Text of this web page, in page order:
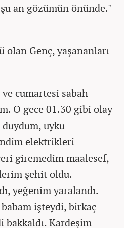
an gözümün önünde."
olan Genç, yaşananları
cumartesi sabah
O gece 01.30 gibi olay
uyku
elektrikleri
giremedim maalesef,
şehit oldu.
yeğenim yaralandı.
işteydi, birkaç
bakkaldı. Kardeşim